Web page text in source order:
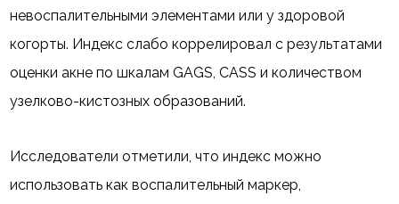
невоспалительными элементами или у здоровой
когорты. Индекс слабо коррелировал с результатами
оценки акне по шкалам GAGS, CASS и количеством
узелково-кистозных образований.
Исследователи отметили, что индекс можно
использовать как воспалительный маркер,